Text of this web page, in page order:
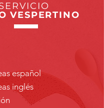
VESPERTINO
español
inglés